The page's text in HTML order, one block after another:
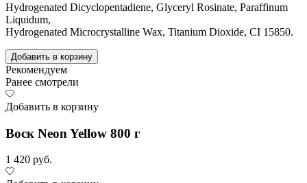
Hydrogenated Dicyclopentadiene, Glyceryl Rosinate, Paraffinum
Liquidum,
Hydrogenated Microcrystalline Wax, Titanium Dioxide, CI 15850.
Добавить в корзину
Рекомендуем
Ранее смотрели
Добавить в корзину
Воск Neon Yellow 800 г
1 420 руб.